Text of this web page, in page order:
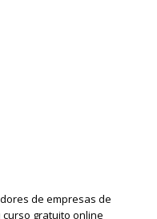
de empresas de
gratuito online